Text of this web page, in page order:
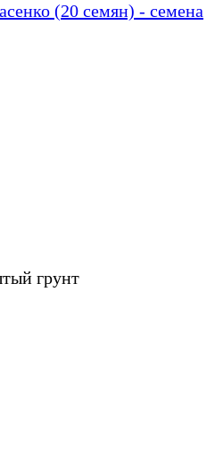
(20 семян) - семена
грунт